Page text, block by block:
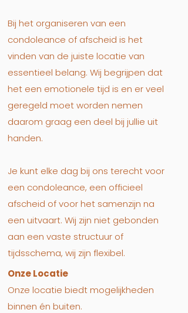
Bij het organiseren van een
condoleance of afscheid is het
vinden van de juiste locatie van
essentieel belang. Wij begrijpen dat
het een emotionele tijd is en er veel
geregeld moet worden nemen
daarom graag een deel bij jullie uit
handen.
Je kunt elke dag bij ons terecht voor
een condoleance, een officieel
afscheid of voor het samenzijn na
een uitvaart. Wij zijn niet gebonden
aan een vaste structuur of
tijdsschema, wij zijn flexibel.
Onze Locatie​
Onze locatie biedt mogelijkheden
binnen én buiten.